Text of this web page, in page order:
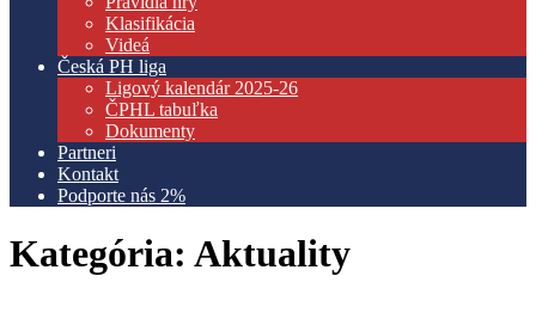
Klasifikácia
Videá
Česká PH liga
Ligový kalendár 2025-26
ČPHL tabuľka
Dokumenty
Partneri
Kontakt
Podporte nás 2%
Kategória: Aktuality